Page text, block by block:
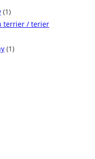
(1)
terrier / terier
(1)